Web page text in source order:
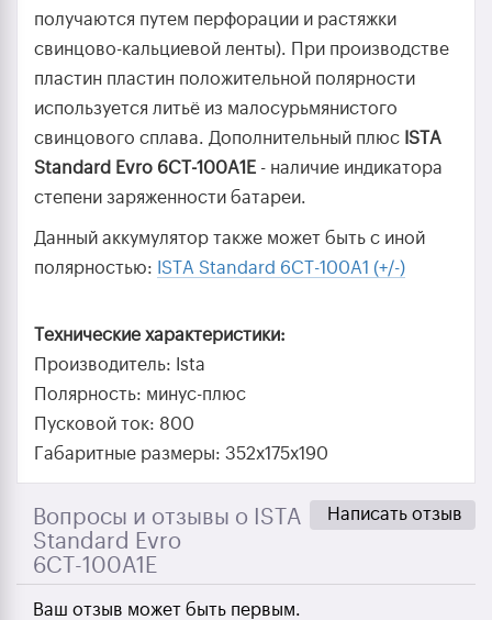
получаются путем перфорации и растяжки
свинцово-кальциевой ленты). При производстве
пластин пластин положительной полярности
используется литьё из малосурьмянистого
свинцового сплава. Дополнительный плюс ISTA
Standard Evro 6СТ-100A1Е - наличие индикатора
степени заряженности батареи.
Данный аккумулятор также может быть с иной
полярностью:
ISTA Standard 6СТ-100A1 (+/-)
Технические характеристики:
Производитель: Ista
Полярность: минус-плюс
Пусковой ток: 800
Габаритные размеры: 352x175x190
Написать отзыв
Вопросы и отзывы о ISTA
Standard Evro
6СТ-100A1Е
Ваш отзыв может быть первым.